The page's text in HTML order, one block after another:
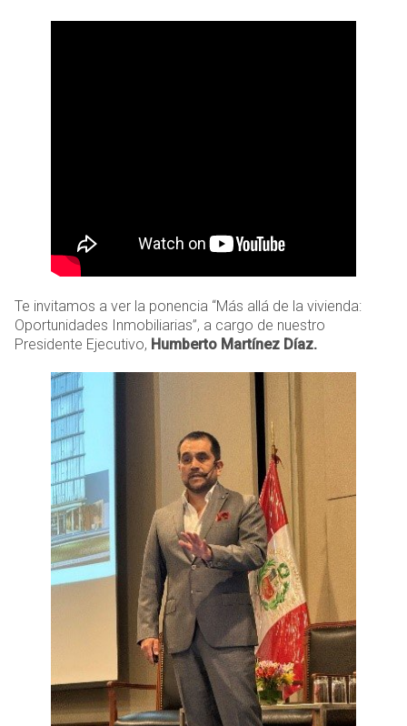
Te invitamos a ver la ponencia “Más allá de la vivienda:
Oportunidades Inmobiliarias”, a cargo de nuestro
Presidente Ejecutivo, Humberto Martínez Díaz.